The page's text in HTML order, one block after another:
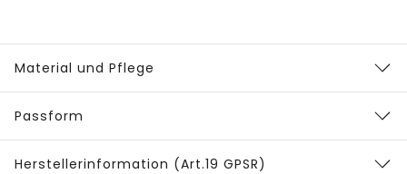
Material und Pflege
Passform
Herstellerinformation (Art.19 GPSR)